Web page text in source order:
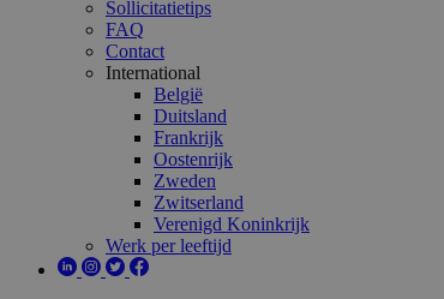
Sollicitatietips
FAQ
Contact
International
België
Duitsland
Frankrijk
Oostenrijk
Zweden
Zwitserland
Verenigd Koninkrijk
Werk per leeftijd